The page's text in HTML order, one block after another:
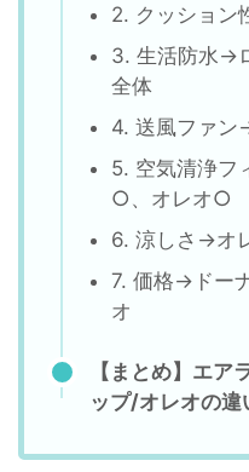
2. クッション
3. 生活防水→
全体
4. 送風ファン
5. 空気清浄フ
○、オレオ○
6. 涼しさ→オ
7. 価格→ドー
オ
【まとめ】エ
ップ/オレオの違